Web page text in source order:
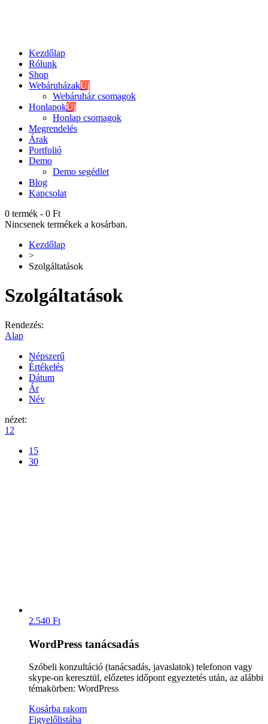
Kezdőlap
Rólunk
Shop
WebáruházakÚj
Webáruház csomagok
HonlapokÚj
Honlap csomagok
Megrendelés
Árak
Portfolió
Demo
Demo segédlet
Blog
Kapcsolat
0 termék - 0 Ft
Nincsenek termékek a kosárban.
Kezdőlap
>
Szolgáltatások
Szolgáltatások
Rendezés:
Alap
Népszerű
Értékelés
Dátum
Ár
Név
nézet:
12
15
30
2.540 Ft
WordPress tanácsadás
Szóbeli konzultáció (tanácsadás, javaslatok) telefonon vagy
skype-on keresztül, előzetes időpont egyeztetés után, az alábbi
témakörben: WordPress
Kosárba rakom
Figyelőlistába